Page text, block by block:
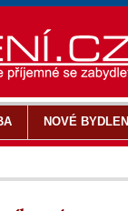
NOVÉ BYDLENÍ